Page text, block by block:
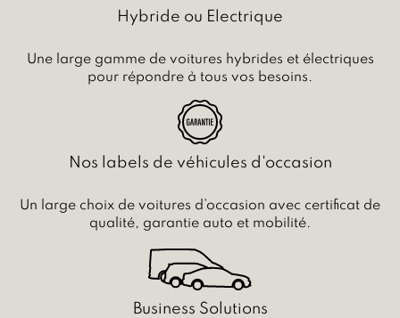
Hybride ou Electrique
Une large gamme de voitures hybrides et électriques
pour répondre à tous vos besoins.
Nos labels de véhicules d'occasion
Un large choix de voitures d’occasion avec certificat de
qualité, garantie auto et mobilité.
Business Solutions